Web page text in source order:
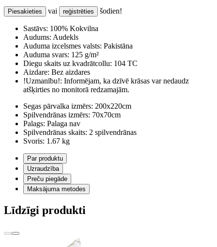
Piesakieties vai reģistrēties šodien!
Sastāvs: 100% Kokvilna
Audums: Audekls
Auduma izcelsmes valsts: Pakistāna
Auduma svars: 125 g/m²
Diegu skaits uz kvadrātcollu: 104 TC
Aizdare: Bez aizdares
!Uzmanību!: Informējam, ka dzīvē krāsas var nedaudz
atšķirties no monitorā redzamajām.
Segas pārvalka izmērs: 200x220cm
Spilvendrānas izmērs: 70x70cm
Palags: Palaga nav
Spilvendrānas skaits: 2 spilvendrānas
Svoris: 1.67 kg
Par produktu
Uzraudzība
Preču piegāde
Maksājuma metodes
Līdzīgi produkti